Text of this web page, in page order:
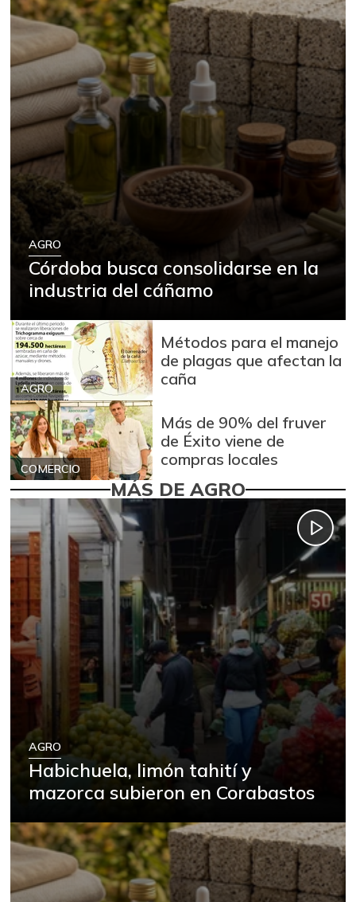
AGRO
Córdoba busca consolidarse en la
industria del cáñamo
AGRO
Métodos para el manejo
de plagas que afectan la
caña
COMERCIO
Más de 90% del fruver
de Éxito viene de
compras locales
MÁS DE AGRO
AGRO
Habichuela, limón tahití y
mazorca subieron en Corabastos